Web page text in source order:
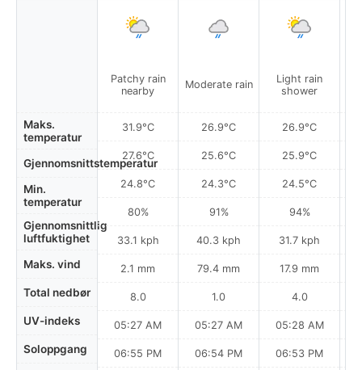
Maks.
temperatur
Gjennomsnittstemperatur
Min.
temperatur
Gjennomsnittlig
luftfuktighet
Maks. vind
Total nedbør
UV-indeks
Soloppgang
Patchy rain
nearby
31.9°C
27.6°C
24.8°C
80%
33.1 kph
2.1 mm
8.0
05:27 AM
06:55 PM
Moderate rain
26.9°C
25.6°C
24.3°C
91%
40.3 kph
79.4 mm
1.0
05:27 AM
06:54 PM
Light rain
shower
26.9°C
25.9°C
24.5°C
94%
31.7 kph
17.9 mm
4.0
05:28 AM
06:53 PM